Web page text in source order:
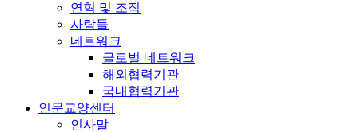
연혁 및 조직
사람들
네트워크
글로벌 네트워크
해외협력기관
국내협력기관
인문교양센터
인사말